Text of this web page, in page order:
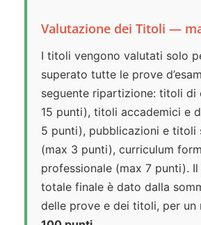
Valutazione dei Titoli —
I titoli vengono valutati solo
superato tutte le prove
seguente ripartizione: titoli di
15 punti), titoli accademici e
5 punti), pubblicazioni e titoli
(max 3 punti), curriculum
professionale (max 7 punti).
totale finale è dato dalla
delle prove e dei titoli, per un